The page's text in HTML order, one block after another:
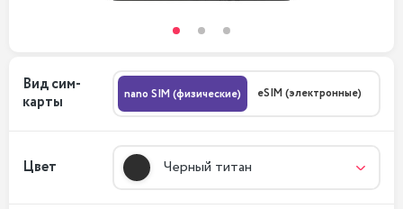
Вид сим-
карты
nano SIM (физические) eSIM (электронные)
Цвет Черный титан